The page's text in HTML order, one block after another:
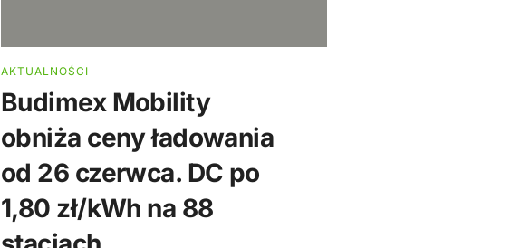
AKTUALNOŚCI
Budimex Mobility
obniża ceny ładowania
od 26 czerwca. DC po
1,80 zł/kWh na 88